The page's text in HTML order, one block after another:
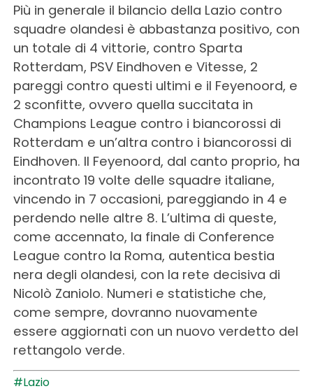
Più in generale il bilancio della Lazio contro
squadre olandesi è abbastanza positivo, con
un totale di 4 vittorie, contro Sparta
Rotterdam, PSV Eindhoven e Vitesse, 2
pareggi contro questi ultimi e il Feyenoord, e
2 sconfitte, ovvero quella succitata in
Champions League contro i biancorossi di
Rotterdam e un’altra contro i biancorossi di
Eindhoven. Il Feyenoord, dal canto proprio, ha
incontrato 19 volte delle squadre italiane,
vincendo in 7 occasioni, pareggiando in 4 e
perdendo nelle altre 8. L’ultima di queste,
come accennato, la finale di Conference
League contro la Roma, autentica bestia
nera degli olandesi, con la rete decisiva di
Nicolò Zaniolo. Numeri e statistiche che,
come sempre, dovranno nuovamente
essere aggiornati con un nuovo verdetto del
rettangolo verde.
#Lazio